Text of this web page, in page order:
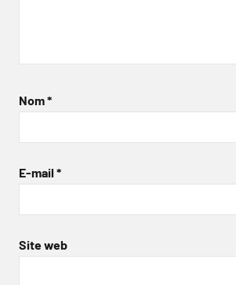
Nom*
E-mail *
Site web